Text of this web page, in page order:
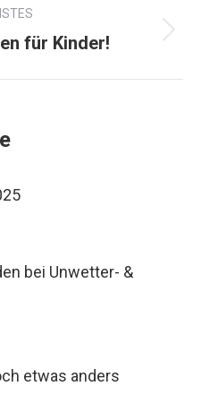
für Kinder!
bei Unwetter- &
etwas anders